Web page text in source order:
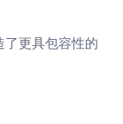
了更具包容性的